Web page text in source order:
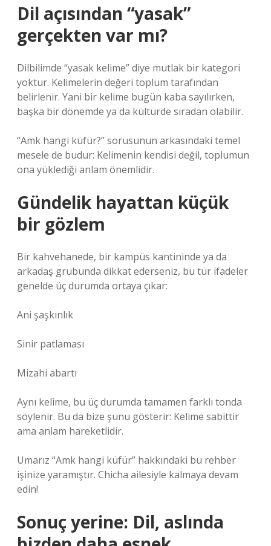
Dil açısından “yasak”
gerçekten var mı?
Dilbilimde “yasak kelime” diye mutlak bir kategori
yoktur. Kelimelerin değeri toplum tarafından
belirlenir. Yani bir kelime bugün kaba sayılırken,
başka bir dönemde ya da kültürde sıradan olabilir.
“Amk hangi küfür?” sorusunun arkasındaki temel
mesele de budur: Kelimenin kendisi değil, toplumun
ona yüklediği anlam önemlidir.
Gündelik hayattan küçük
bir gözlem
Bir kahvehanede, bir kampüs kantininde ya da
arkadaş grubunda dikkat ederseniz, bu tür ifadeler
genelde üç durumda ortaya çıkar:
Ani şaşkınlık
Sinir patlaması
Mizahi abartı
Aynı kelime, bu üç durumda tamamen farklı tonda
söylenir. Bu da bize şunu gösterir: Kelime sabittir
ama anlam hareketlidir.
Umarız “Amk hangi küfür” hakkındaki bu rehber
işinize yaramıştır. Chicha ailesiyle kalmaya devam
edin!
Sonuç yerine: Dil, aslında